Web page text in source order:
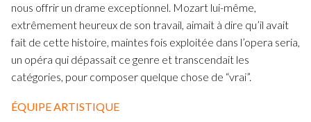
nous offrir un drame exceptionnel. Mozart lui-même,
extrêmement heureux de son travail, aimait à dire qu’il avait
fait de cette histoire, maintes fois exploitée dans l’opera seria,
un opéra qui dépassait ce genre et transcendait les
catégories, pour composer quelque chose de “vrai”.
ÉQUIPE ARTISTIQUE